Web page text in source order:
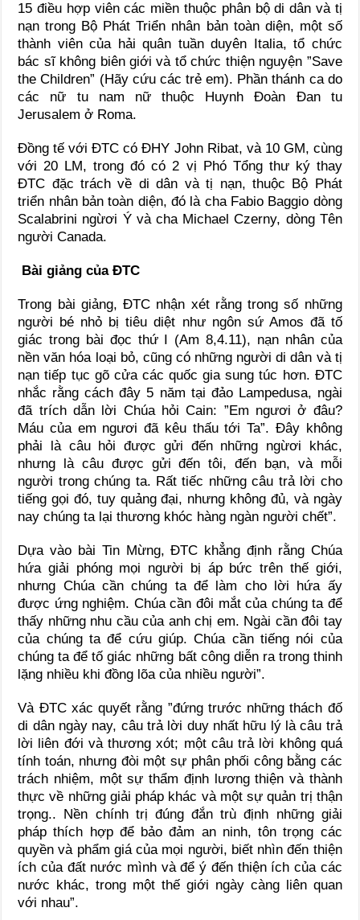
15 điều hợp viên các miền thuộc phân bộ di dân và tị
nạn trong Bộ Phát Triển nhân bản toàn diện, một số
thành viên của hải quân tuần duyên Italia, tổ chức
bác sĩ không biên giới và tổ chức thiện nguyện ”Save
the Children” (Hãy cứu các trẻ em). Phần thánh ca do
các nữ tu nam nữ thuộc Huynh Đoàn Đan tu
Jerusalem ở Roma.
Đồng tế với ĐTC có ĐHY John Ribat, và 10 GM, cùng
với 20 LM, trong đó có 2 vị Phó Tổng thư ký thay
ĐTC đặc trách về di dân và tị nạn, thuộc Bộ Phát
triển nhân bản toàn diện, đó là cha Fabio Baggio dòng
Scalabrini ngừơi Ý và cha Michael Czerny, dòng Tên
người Canada.
Bài giảng của ĐTC
Trong bài giảng, ĐTC nhận xét rằng trong số những
người bé nhỏ bị tiêu diệt như ngôn sứ Amos đã tố
giác trong bài đọc thứ I (Am 8,4.11), nạn nhân của
nền văn hóa loại bỏ, cũng có những người di dân và tị
nạn tiếp tục gõ cửa các quốc gia sung túc hơn. ĐTC
nhắc rằng cách đây 5 năm tại đảo Lampedusa, ngài
đã trích dẫn lời Chúa hỏi Cain: ”Em ngươi ở đâu?
Máu của em ngươi đã kêu thấu tới Ta”. Đây không
phải là câu hỏi được gửi đến những ngừơi khác,
nhưng là câu được gửi đến tôi, đến bạn, và mỗi
người trong chúng ta. Rất tiếc những câu trả lời cho
tiếng gọi đó, tuy quảng đại, nhưng không đủ, và ngày
nay chúng ta lại thương khóc hàng ngàn người chết”.
Dựa vào bài Tin Mừng, ĐTC khẳng định rằng Chúa
hứa giải phóng mọi người bị áp bức trên thế giới,
nhưng Chúa cần chúng ta để làm cho lời hứa ấy
được ứng nghiệm. Chúa cần đôi mắt của chúng ta để
thấy những nhu cầu của anh chị em. Ngài cần đôi tay
của chúng ta để cứu giúp. Chúa cần tiếng nói của
chúng ta để tố giác những bất công diễn ra trong thinh
lặng nhiều khi đồng lõa của nhiều người”.
Và ĐTC xác quyết rằng ”đứng trước những thách đố
di dân ngày nay, câu trả lời duy nhất hữu lý là câu trả
lời liên đới và thương xót; một câu trả lời không quá
tính toán, nhưng đòi một sự phân phối công bằng các
trách nhiệm, một sự thẩm định lương thiện và thành
thực về những giải pháp khác và một sự quản trị thận
trọng.. Nền chính trị đúng đắn trù định những giải
pháp thích hợp để bảo đảm an ninh, tôn trọng các
quyền và phẩm giá của mọi người, biết nhìn đến thiện
ích của đất nước mình và để ý đến thiện ích của các
nước khác, trong một thế giới ngày càng liên quan
với nhau”.